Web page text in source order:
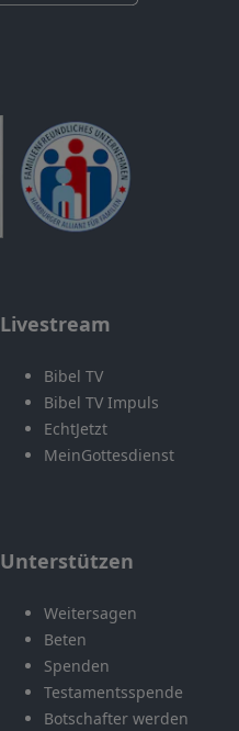
Livestream
Bibel TV
Bibel TV Impuls
EchtJetzt
MeinGottesdienst
Unterstützen
Weitersagen
Beten
Spenden
Testamentsspende
Botschafter werden